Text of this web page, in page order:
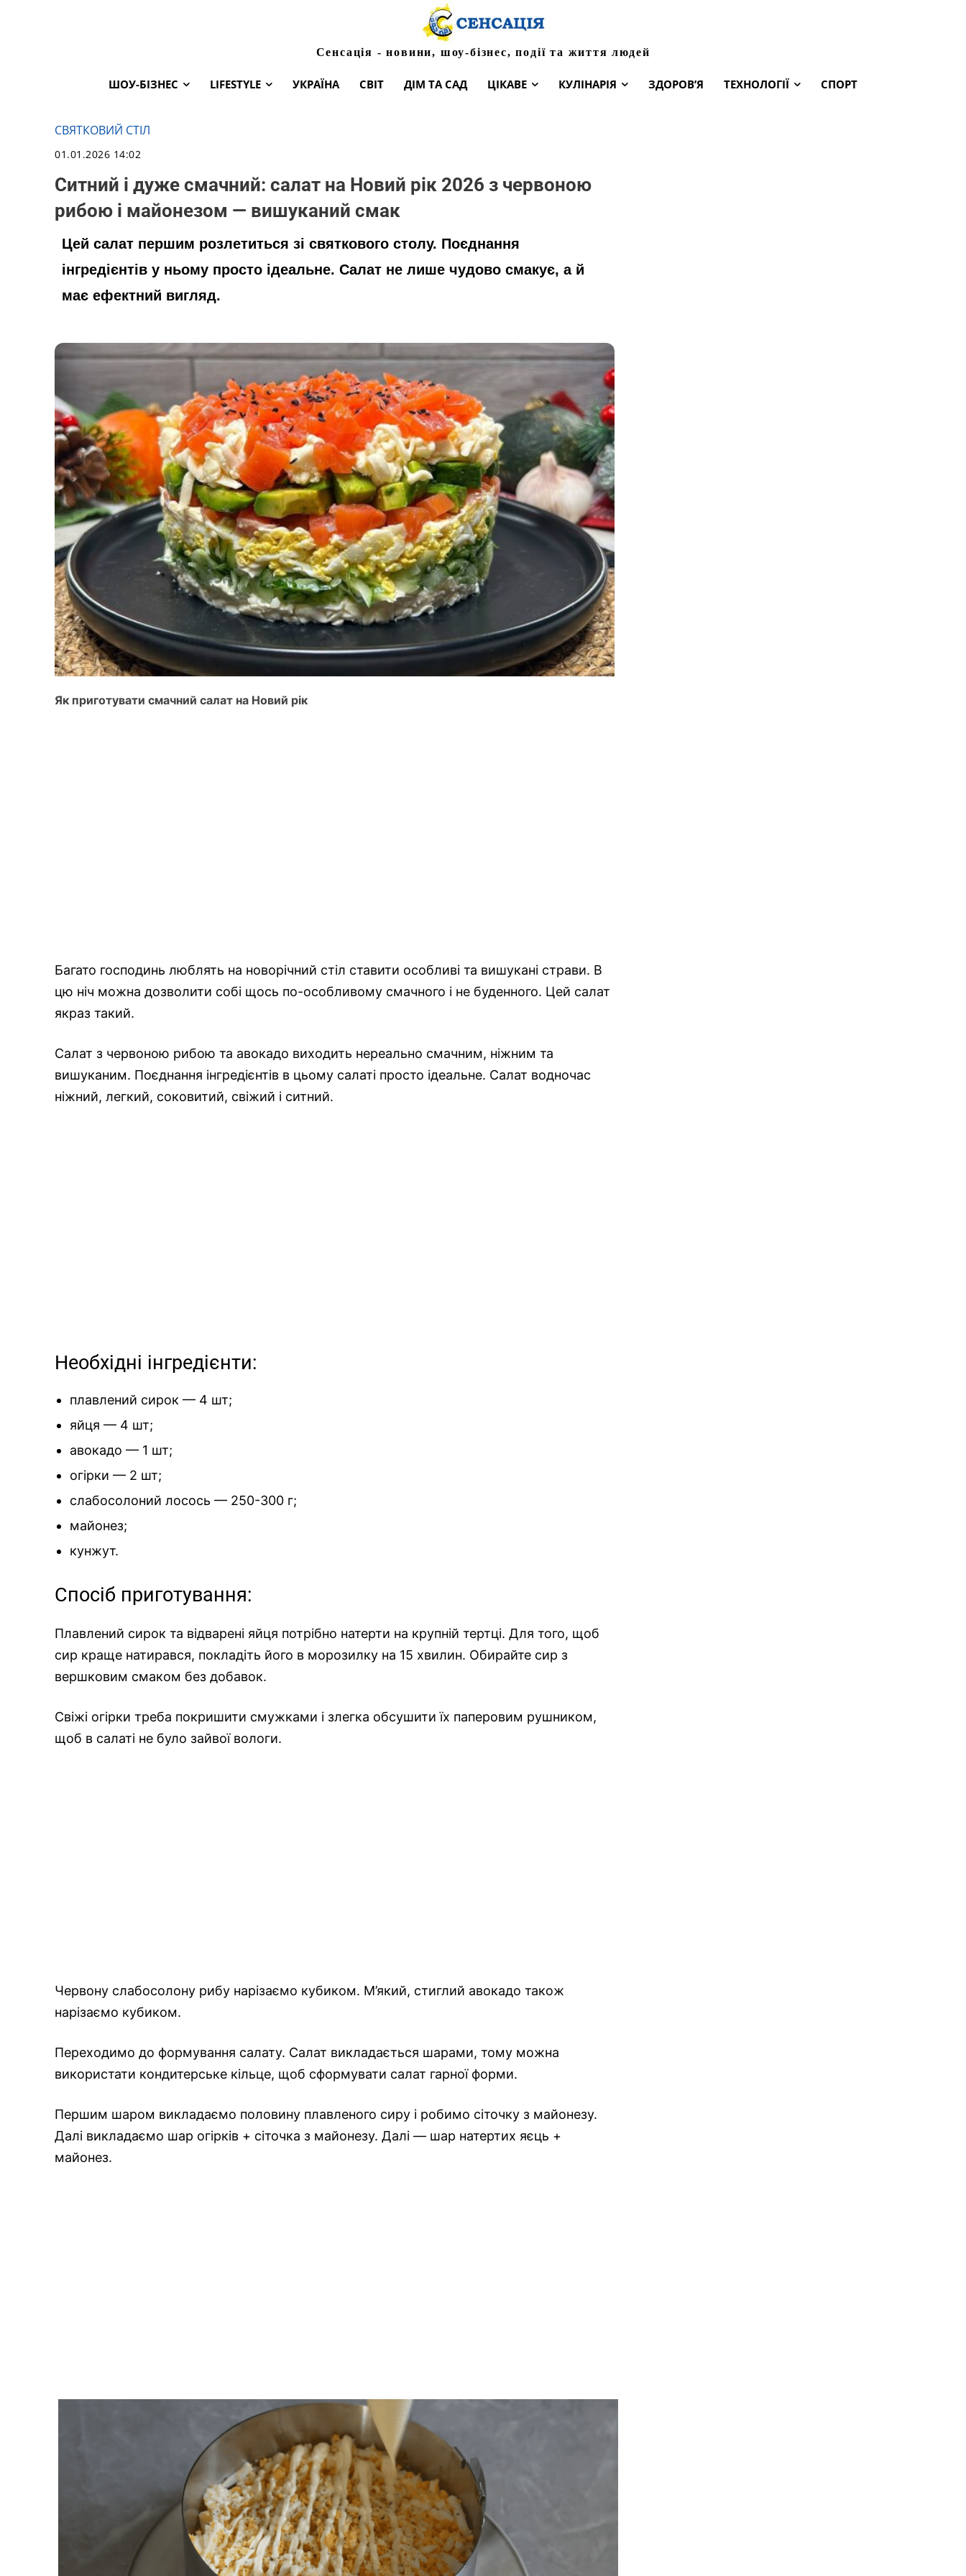
Сенсація - новини, шоу-бізнес, події та життя людей
ШОУ-БІЗНЕС LIFESTYLE УКРАЇНА СВІТ ДІМ ТА САД ЦІКАВЕ КУЛІНАРІЯ ЗДОРОВ’Я ТЕХНОЛОГІЇ СПОРТ
СВЯТКОВИЙ СТІЛ
01.01.2026 14:02
Ситний і дуже смачний: салат на Новий рік 2026 з червоною
рибою і майонезом — вишуканий смак
Цей салат першим розлетиться зі святкового столу. Поєднання
інгредієнтів у ньому просто ідеальне. Салат не лише чудово смакує, а й
має ефектний вигляд.
Як приготувати смачний салат на Новий рік
Багато господинь люблять на новорічний стіл ставити особливі та вишукані страви. В
цю ніч можна дозволити собі щось по-особливому смачного і не буденного. Цей салат
якраз такий.
Салат з червоною рибою та авокадо виходить нереально смачним, ніжним та
вишуканим. Поєднання інгредієнтів в цьому салаті просто ідеальне. Салат водночас
ніжний, легкий, соковитий, свіжий і ситний.
Необхідні інгредієнти:
плавлений сирок — 4 шт;
яйця — 4 шт;
авокадо — 1 шт;
огірки — 2 шт;
слабосолоний лосось — 250-300 г;
майонез;
кунжут.
Спосіб приготування:
Плавлений сирок та відварені яйця потрібно натерти на крупній тертці. Для того, щоб
сир краще натирався, покладіть його в морозилку на 15 хвилин. Обирайте сир з
вершковим смаком без добавок.
Свіжі огірки треба покришити смужками і злегка обсушити їх паперовим рушником,
щоб в салаті не було зайвої вологи.
Червону слабосолону рибу нарізаємо кубиком. М’який, стиглий авокадо також
нарізаємо кубиком.
Переходимо до формування салату. Салат викладається шарами, тому можна
використати кондитерське кільце, щоб сформувати салат гарної форми.
Першим шаром викладаємо половину плавленого сиру і робимо сіточку з майонезу.
Далі викладаємо шар огірків + сіточка з майонезу. Далі — шар натертих яєць +
майонез.